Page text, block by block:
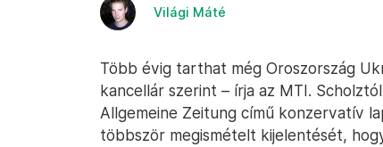
Világi Máté
Több évig tarthat még Oroszország
kancellár szerint – írja az MTI.
Allgemeine Zeitung című konzervatív
többször megismételt kijelentését,